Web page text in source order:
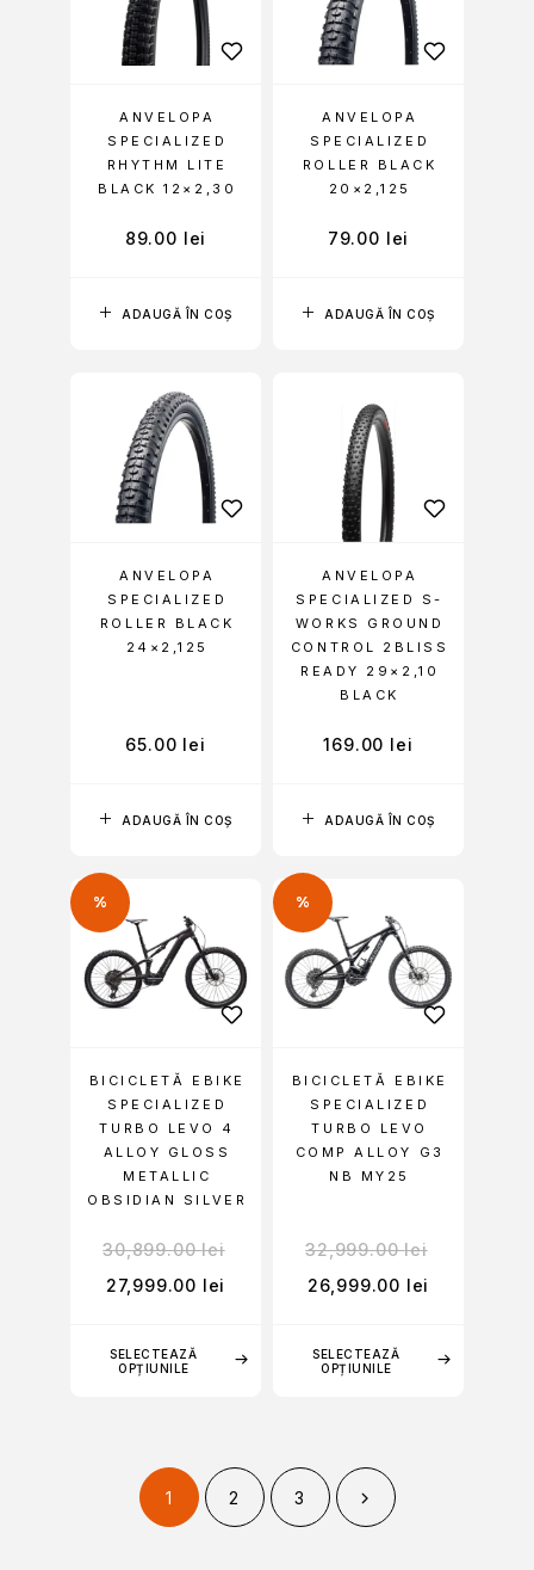
ADAUGĂ ÎN COȘ
ANVELOPA
SPECIALIZED
RHYTHM LITE
BLACK 12×2,30
89.00 lei
ADAUGĂ ÎN COȘ
ANVELOPA
SPECIALIZED
ROLLER BLACK
20×2,125
79.00 lei
ADAUGĂ ÎN COȘ
ANVELOPA
SPECIALIZED
ROLLER BLACK
24×2,125
65.00 lei
ADAUGĂ ÎN COȘ
ANVELOPA
SPECIALIZED S-
WORKS GROUND
CONTROL 2BLISS
READY 29×2,10
BLACK
169.00 lei
%
SELECTEAZĂ
OPȚIUNILE
BICICLETĂ EBIKE
SPECIALIZED
TURBO LEVO 4
ALLOY GLOSS
METALLIC
OBSIDIAN SILVER
30,899.00lei
27,999.00 lei
%
SELECTEAZĂ
OPȚIUNILE
BICICLETĂ EBIKE
SPECIALIZED
TURBO LEVO
COMP ALLOY G3
NB MY25
32,999.00lei
26,999.00 lei
1 2 3